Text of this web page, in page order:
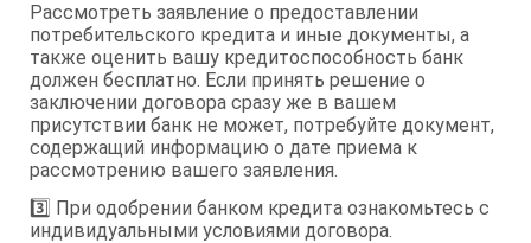
Рассмотреть заявление о предоставлении
потребительского кредита и иные документы, а
также оценить вашу кредитоспособность банк
должен бесплатно. Если принять решение о
заключении договора сразу же в вашем
присутствии банк не может, потребуйте документ,
содержащий информацию о дате приема к
рассмотрению вашего заявления.
3️⃣ При одобрении банком кредита ознакомьтесь с
индивидуальными условиями договора.